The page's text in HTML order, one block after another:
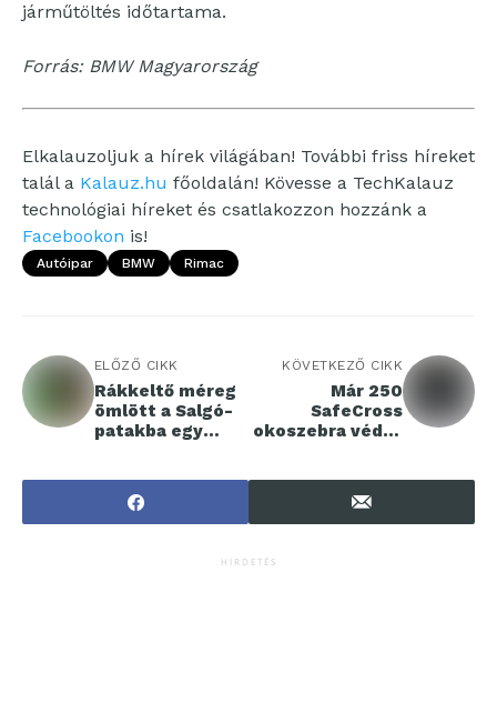
járműtöltés időtartama.
Forrás: BMW Magyarország
Elkalauzoljuk a hírek világában! További friss híreket
talál a Kalauz.hu főoldalán! Kövesse a TechKalauz
technológiai híreket és csatlakozzon hozzánk a
Facebookon is!
Autóipar BMW Rimac
ELŐZŐ CIKK
Rákkeltő méreg
ömlött a Salgó-
patakba egy
telephelyénél
KÖVETKEZŐ CIKK
Már 250
SafeCross
okoszebra védi a
biztonságát
HIRDETÉS